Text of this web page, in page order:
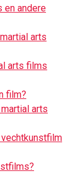
en andere
arts
arts films
film?
arts